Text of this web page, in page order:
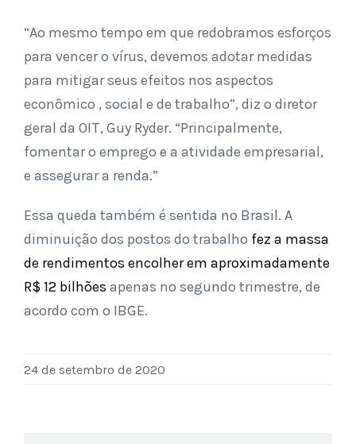
“Ao mesmo tempo em que redobramos esforços
para vencer o vírus, devemos adotar medidas
para mitigar seus efeitos nos aspectos
econômico , social e de trabalho”, diz o diretor
geral da OIT, Guy Ryder. “Principalmente,
fomentar o emprego e a atividade empresarial,
e assegurar a renda.”
Essa queda também é sentida no Brasil. A
diminuição dos postos do trabalho fez a massa
de rendimentos encolher em aproximadamente
R$ 12 bilhões apenas no segundo trimestre, de
acordo com o IBGE.
24 de setembro de 2020